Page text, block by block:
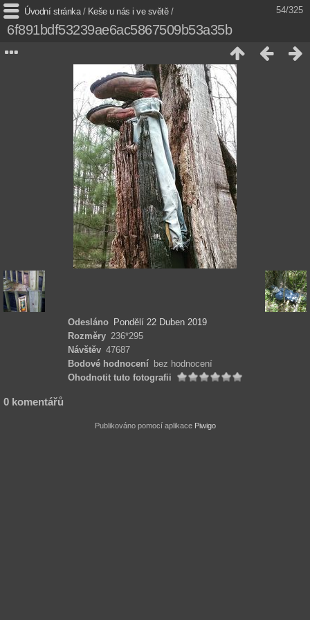
54/325
Úvodní stránka/ Keše u nás i ve světě/
6f891bdf53239ae6ac5867509b53a35b
Odesláno Pondělí 22 Duben 2019
Rozměry 236*295
Návštěv 47687
Bodové hodnocení
bez hodnocení
Ohodnotit tuto fotografii
0 komentářů
Publikováno pomocí aplikace Piwigo